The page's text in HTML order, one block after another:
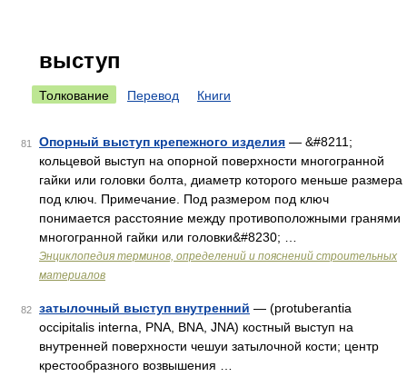
выступ
Толкование Перевод Книги
81 Опорный выступ крепежного изделия — &#8211;
кольцевой выступ на опорной поверхности многогранной
гайки или головки болта, диаметр которого меньше размера
под ключ. Примечание. Под размером под ключ
понимается расстояние между противоположными гранями
многогранной гайки или головки&#8230; …
Энциклопедия терминов, определений и пояснений строительных
материалов
82 затылочный выступ внутренний — (protuberantia
occipitalis interna, PNA, BNA, JNA) костный выступ на
внутренней поверхности чешуи затылочной кости; центр
крестообразного возвышения …